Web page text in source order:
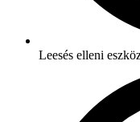
Leesés elleni